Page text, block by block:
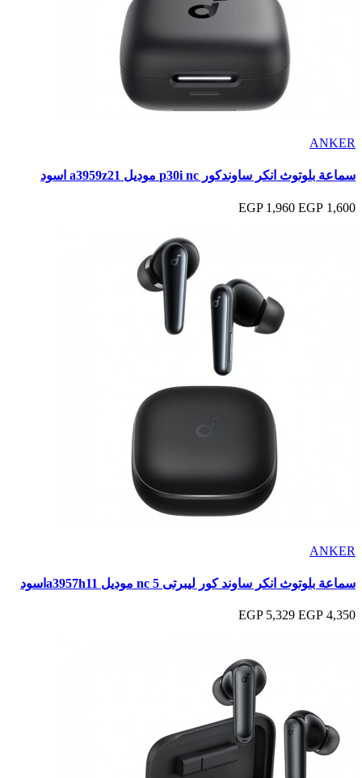
ANKER
سماعة بلوتوث انكر ساوندكور p30i nc موديل a3959z21 اسود
1,600 EGP
1,960 EGP
ANKER
سماعة بلوتوث انكر ساوند كور ليبرتى 5 nc موديل a3957h11اسود
4,350 EGP
5,329 EGP